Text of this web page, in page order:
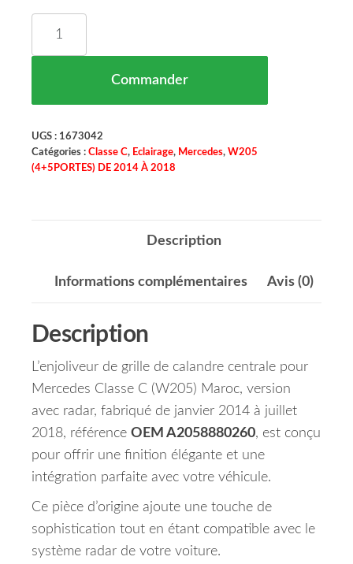
Commander
UGS : 1673042
Catégories : Classe C, Eclairage, Mercedes, W205
(4+5PORTES) DE 2014 À 2018
Description
Informations complémentaires Avis (0)
Description
L’enjoliveur de grille de calandre centrale pour
Mercedes Classe C (W205) Maroc, version
avec radar, fabriqué de janvier 2014 à juillet
2018, référence OEM A2058880260, est conçu
pour offrir une finition élégante et une
intégration parfaite avec votre véhicule.
Ce pièce d’origine ajoute une touche de
sophistication tout en étant compatible avec le
système radar de votre voiture.